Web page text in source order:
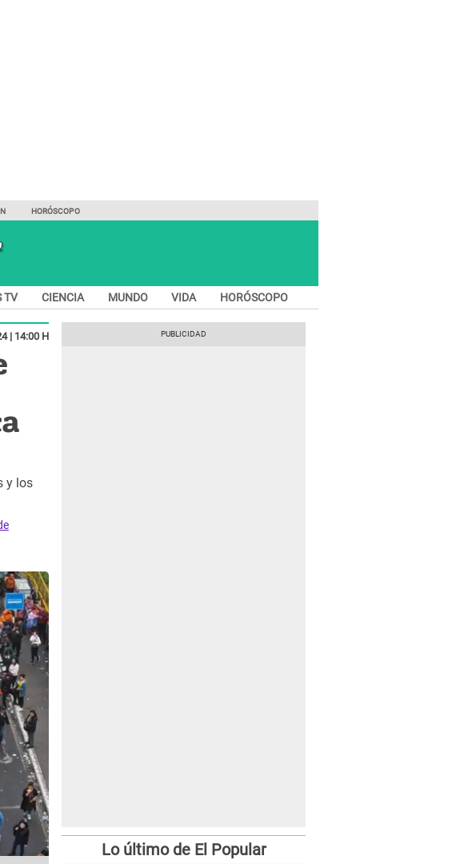
HORÓSCOPO
TV CIENCIA MUNDO VIDA HORÓSCOPO
| 14:00 H
y los
Lo último de El Popular